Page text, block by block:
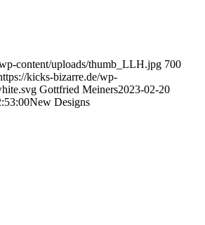
content/uploads/thumb_LLH.jpg 700
kicks-bizarre.de/wp-
Gottfried Meiners2023-02-20
New Designs